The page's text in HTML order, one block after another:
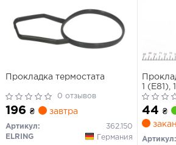
Прокладка термостата
0 отзывов
196 ₴ завтра
Артикул:
362.150
ELRING
Германия
1 (E81),
(E88), 3
(E91),
(E60),
(E64), 7
(E84)
44 ₴
Артикул: